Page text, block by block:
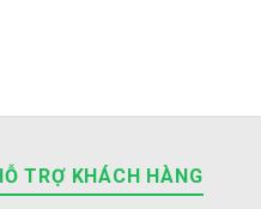
TRỢ KHÁCH HÀNG